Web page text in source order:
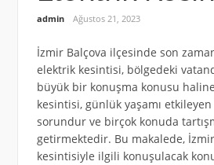
admin Ağustos 21, 2023
İzmir Balçova ilçesinde son
elektrik kesintisi, bölgedeki
büyük bir konuşma konusu
kesintisi, günlük yaşamı
sorundur ve birçok konuda
getirmektedir. Bu makalede,
kesintisiyle ilgili konuşulacak